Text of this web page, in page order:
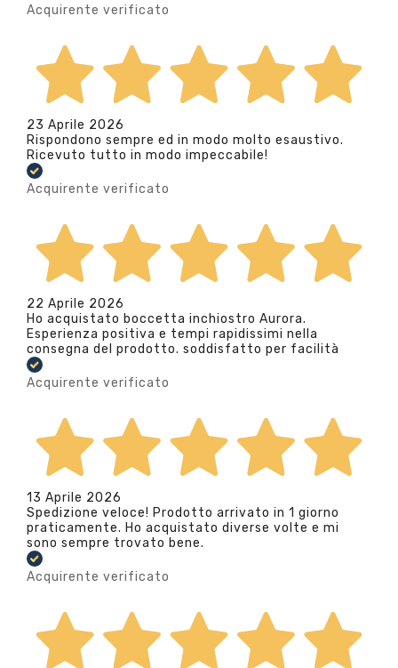
Acquirente verificato
23 Aprile 2026
Rispondono sempre ed in modo molto esaustivo.
Ricevuto tutto in modo impeccabile!
Acquirente verificato
22 Aprile 2026
Ho acquistato boccetta inchiostro Aurora.
Esperienza positiva e tempi rapidissimi nella
consegna del prodotto. soddisfatto per facilità
Acquirente verificato
13 Aprile 2026
Spedizione veloce! Prodotto arrivato in 1 giorno
praticamente. Ho acquistato diverse volte e mi
sono sempre trovato bene.
Acquirente verificato